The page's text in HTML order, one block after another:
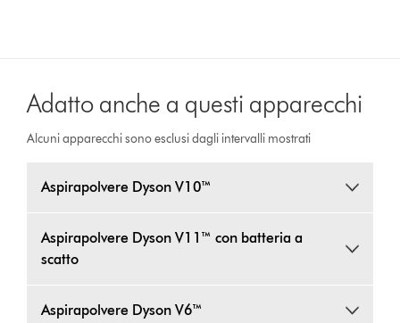
Adatto anche a questi apparecchi
Alcuni apparecchi sono esclusi dagli intervalli mostrati
Aspirapolvere Dyson V10™
Aspirapolvere Dyson V11™ con batteria a
scatto
Aspirapolvere Dyson V6™